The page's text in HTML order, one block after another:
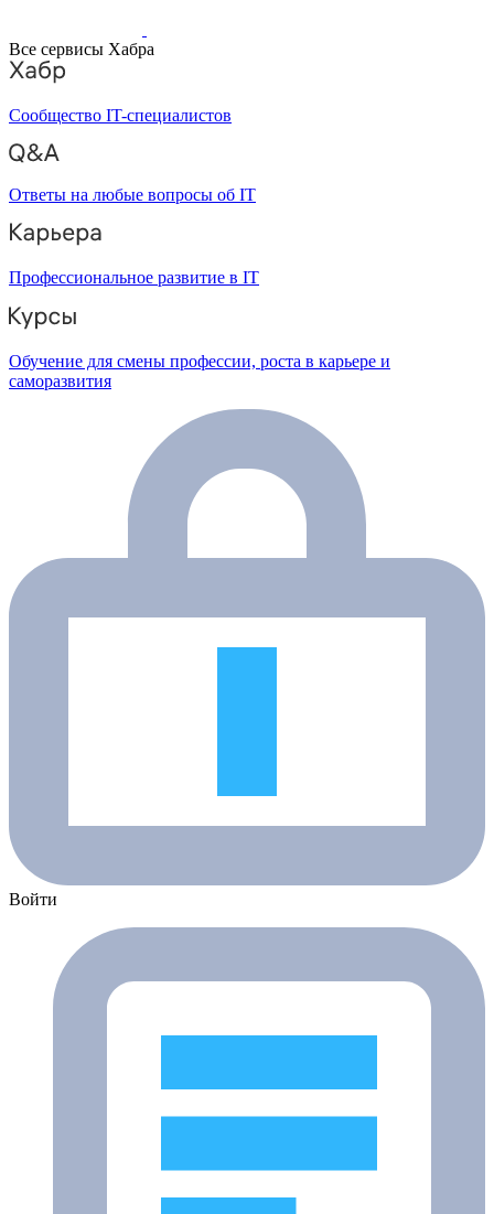
Все сервисы Хабра
Сообщество IT-специалистов
Ответы на любые вопросы об IT
Профессиональное развитие в IT
Обучение для смены профессии, роста в карьере и
саморазвития
Войти